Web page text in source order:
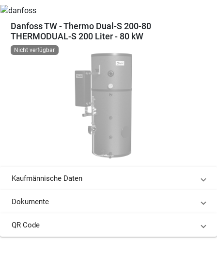
Danfoss TW - Thermo Dual-S 200-80
THERMODUAL-S 200 Liter - 80 kW
Nicht verfügbar
Kaufmännische Daten
Dokumente
QR Code